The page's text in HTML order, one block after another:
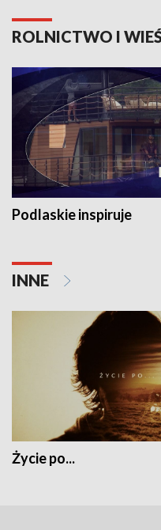
ROLNICTWO I
Podlaskie inspiruje
INNE
Życie po...